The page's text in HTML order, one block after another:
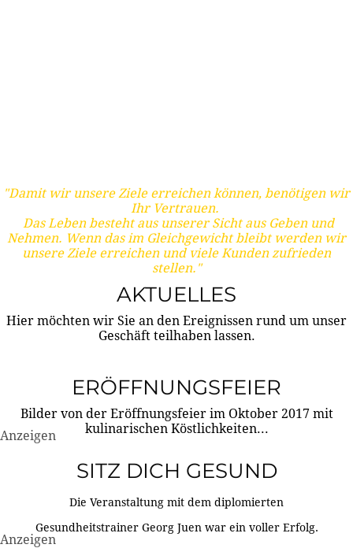
"Damit wir unsere Ziele erreichen können, benötigen wir
Ihr Vertrauen.
Das Leben besteht aus unserer Sicht aus Geben und
Nehmen. Wenn das im Gleichgewicht bleibt werden wir
unsere Ziele erreichen und viele Kunden zufrieden
stellen."
AKTUELLES
Hier möchten wir Sie an den Ereignissen rund um unser
Geschäft teilhaben lassen.
ERÖFFNUNGSFEIER
Bilder von der Eröffnungsfeier im Oktober 2017 mit
kulinarischen Köstlichkeiten...
Anzeigen
SITZ DICH GESUND
Die Veranstaltung mit dem diplomierten
Gesundheitstrainer Georg Juen war ein voller Erfolg.
Anzeigen